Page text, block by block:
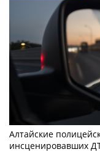
Алтайские
инсценировавших